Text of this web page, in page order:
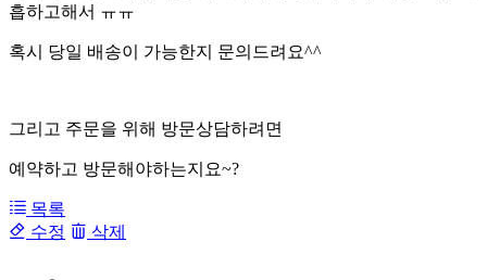
흡하고해서 ㅠㅠ
혹시 당일 배송이 가능한지 문의드려요^^
그리고 주문을 위해 방문상담하려면
예약하고 방문해야하는지요~?
목록
수정
삭제